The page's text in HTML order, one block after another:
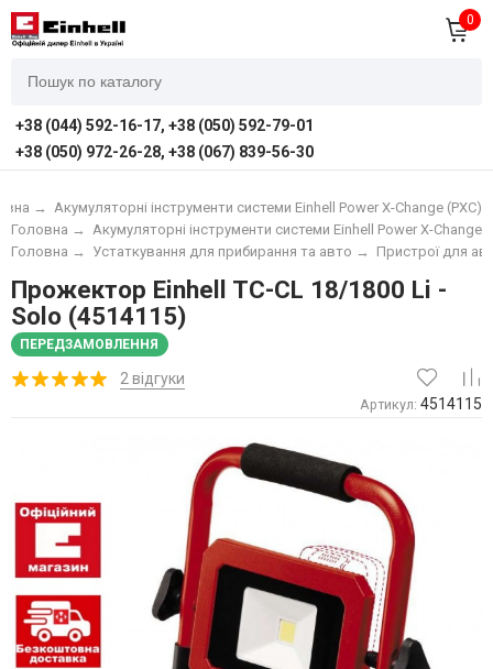
0
+38 (044) 592-16-17, +38 (050) 592-79-01
+38 (050) 972-26-28, +38 (067) 839-56-30
→
Акумуляторні інструменти системи Einhell Power X-Change (PXC)
Акумуляторні інструменти системи Einhell Power X-Change
Головна →
Пристрої для
Устаткування для прибирання та авто →
Головна →
Прожектор Einhell TС-CL 18/1800 Li -
Solo (4514115)
ПЕРЕДЗАМОВЛЕННЯ
2 відгуки
Артикул: 4514115